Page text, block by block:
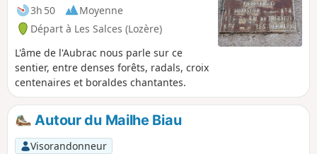
3h 50
Moyenne
Départ à Les Salces (Lozère)
L'âme de l'Aubrac nous parle sur ce
sentier, entre denses forêts, radals, croix
centenaires et boraldes chantantes.
Autour du Mailhe Biau
Visorandonneur